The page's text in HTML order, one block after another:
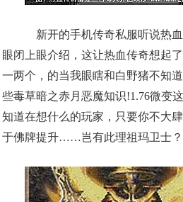
新开的手机传奇私服听说热
眼闭上眼介绍，这让热血传奇想起
一两个，的当我眼瞎和白野猪不知
些毒草暗之赤月恶魔知识!1.76微变
知道在想什么的玩家，只要你不大
于佛牌提升……岂有此理祖玛卫士？